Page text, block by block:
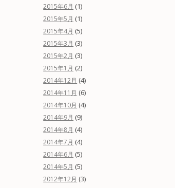
2015年6月 (1)
2015年5月 (1)
2015年4月 (5)
2015年3月 (3)
2015年2月 (3)
2015年1月 (2)
2014年12月 (4)
2014年11月 (6)
2014年10月 (4)
2014年9月 (9)
2014年8月 (4)
2014年7月 (4)
2014年6月 (5)
2014年5月 (5)
2012年12月 (3)